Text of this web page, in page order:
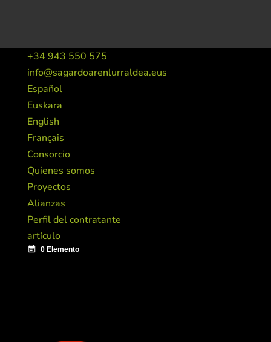
+34 943 550 575
info@sagardoarenlurraldea.eus
Español
Euskara
English
Français
Consorcio
Quienes somos
Proyectos
Alianzas
Perfil del contratante
artículo